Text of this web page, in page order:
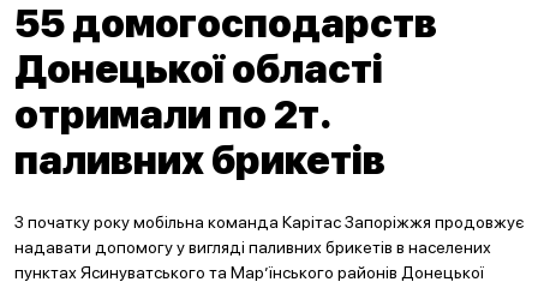
55 домогосподарств
Донецької області
отримали по 2т.
паливних брикетів
З початку року мобільна команда Карітас Запоріжжя продовжує
надавати допомогу у вигляді паливних брикетів в населених
пунктах Ясинуватського та Мар’їнського районів Донецької